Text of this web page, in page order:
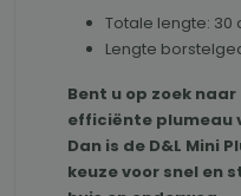
Totale lengte: 30
Lengte
Bent u op zoek
efficiënte plumeau
Dan is de D&L Mini
keuze voor snel en